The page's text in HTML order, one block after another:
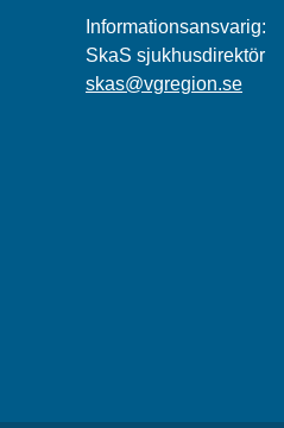
Informationsansvarig:
SkaS sjukhusdirektör
skas@vgregion.se